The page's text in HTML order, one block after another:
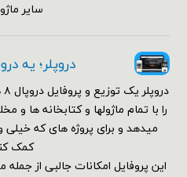
سایر
دروپلر؛ یه
را با تمام ماژولها و کتابخانه ها و
میدهد و برای پروژه های که
کمک